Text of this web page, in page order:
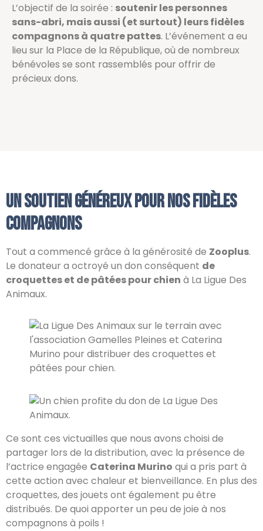
L’objectif de la soirée : soutenir les personnes
sans-abri, mais aussi (et surtout) leurs fidèles
compagnons à quatre pattes. L’événement a eu
lieu sur la Place de la République, où de nombreux
bénévoles se sont rassemblés pour offrir de
précieux dons.
Un soutien généreux pour nos fidèles
compagnons
Tout a commencé grâce à la générosité de Zooplus.
Le donateur a octroyé un don conséquent de
croquettes et de pâtées pour chien à La Ligue Des
Animaux.
Ce sont ces victuailles que nous avons choisi de
partager lors de la distribution, avec la présence de
l’actrice engagée Caterina Murino qui a pris part à
cette action avec chaleur et bienveillance. En plus des
croquettes, des jouets ont également pu être
distribués. De quoi apporter un peu de joie à nos
compagnons à poils !